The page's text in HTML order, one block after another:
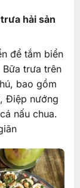
hải sản
để tắm biển
trưa trên
bao gồm
Điệp nướng
nấu chua.